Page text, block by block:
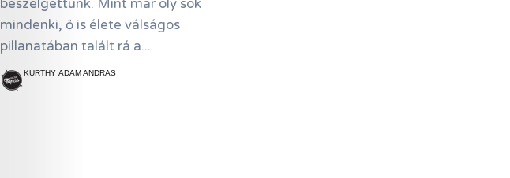
beszélgettünk. Mint már oly sok
mindenki, ő is élete válságos
pillanatában talált rá a...
KÜRTHY ÁDÁM ANDRÁS